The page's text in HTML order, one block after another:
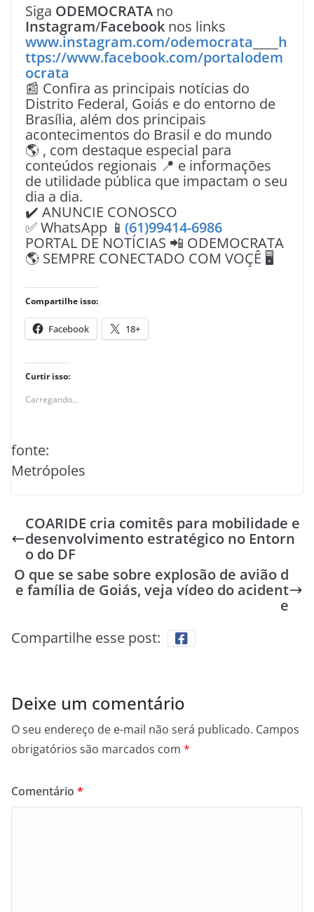
Siga ODEMOCRATA no
Instagram/Facebook nos links
www.instagram.com/odemocrata
h
ttps://www.facebook.com/portalodem
ocrata
📰 Confira as principais notícias do
Distrito Federal, Goiás e do entorno de
Brasília, além dos principais
acontecimentos do Brasil e do mundo
🌎 , com destaque especial para
conteúdos regionais 📍 e informações
de utilidade pública que impactam o seu
dia a dia.
✔️ ANUNCIE CONOSCO
✅ WhatsApp 📱 (61)99414-6986
PORTAL DE NOTÍCIAS 📲 ODEMOCRATA
🌎 SEMPRE CONECTADO COM VOÇÊ 🖥️
Compartilhe isso:
Facebook 18+
Curtir isso:
Carregando...
fonte:
Metrópoles
COARIDE cria comitês para mobilidade e
desenvolvimento estratégico no Entorn
o do DF
O que se sabe sobre explosão de avião d
e família de Goiás, veja vídeo do acident
e
Compartilhe esse post:
Deixe um comentário
O seu endereço de e-mail não será publicado. Campos
obrigatórios são marcados com *
Comentário *